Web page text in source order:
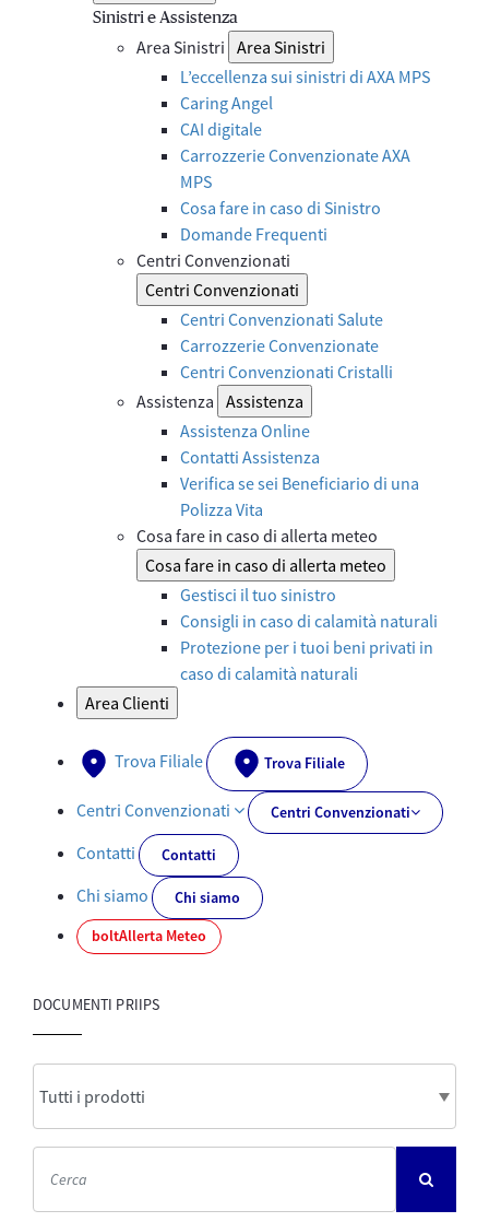
Sinistri e Assistenza
Area Sinistri Area Sinistri
L’eccellenza sui sinistri di AXA MPS
Caring Angel
CAI digitale
Carrozzerie Convenzionate AXA
MPS
Cosa fare in caso di Sinistro
Domande Frequenti
Centri Convenzionati
Centri Convenzionati
Centri Convenzionati Salute
Carrozzerie Convenzionate
Centri Convenzionati Cristalli
Assistenza Assistenza
Assistenza Online
Contatti Assistenza
Verifica se sei Beneficiario di una
Polizza Vita
Cosa fare in caso di allerta meteo
Cosa fare in caso di allerta meteo
Gestisci il tuo sinistro
Consigli in caso di calamità naturali
Protezione per i tuoi beni privati in
caso di calamità naturali
Area Clienti
Trova Filiale Trova Filiale
Centri Convenzionati Centri Convenzionati
Contatti Contatti
Chi siamo
Chi siamo
boltAllerta Meteo
DOCUMENTI PRIIPS